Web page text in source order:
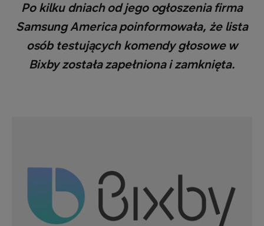
Po kilku dniach od jego ogłoszenia firma
Samsung America poinformowała, że lista
osób testujących komendy głosowe w
Bixby została zapełniona i zamknięta.